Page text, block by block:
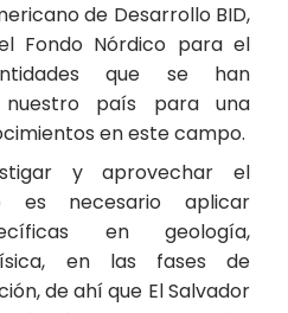
de Desarrollo BID,
Fondo Nórdico para el
que se han
país para una
en este campo.
y aprovechar el
es necesario aplicar
en geología,
en las fases de
de ahí que El Salvador